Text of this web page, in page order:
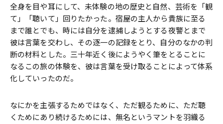
全身を目や耳にして、未体験の地の歴史と自然、芸術を「観
て」「聴いて」回りたかった。宿屋の主人から貴族に至る
まで誰とでも、時には自分を逮捕しようとする夜警とまで
彼は言葉を交わし、その逐一の記録をとり、自分のなかの判
断の材料とした。三十年近く後にようやく筆をとることに
なるこの旅の体験を、彼は言葉を受け取ることによって体系
化していったのだ。
なにかを主張するためではなく、ただ観るために、ただ聴
くためにあり続けるためには、無名というマントを羽織る